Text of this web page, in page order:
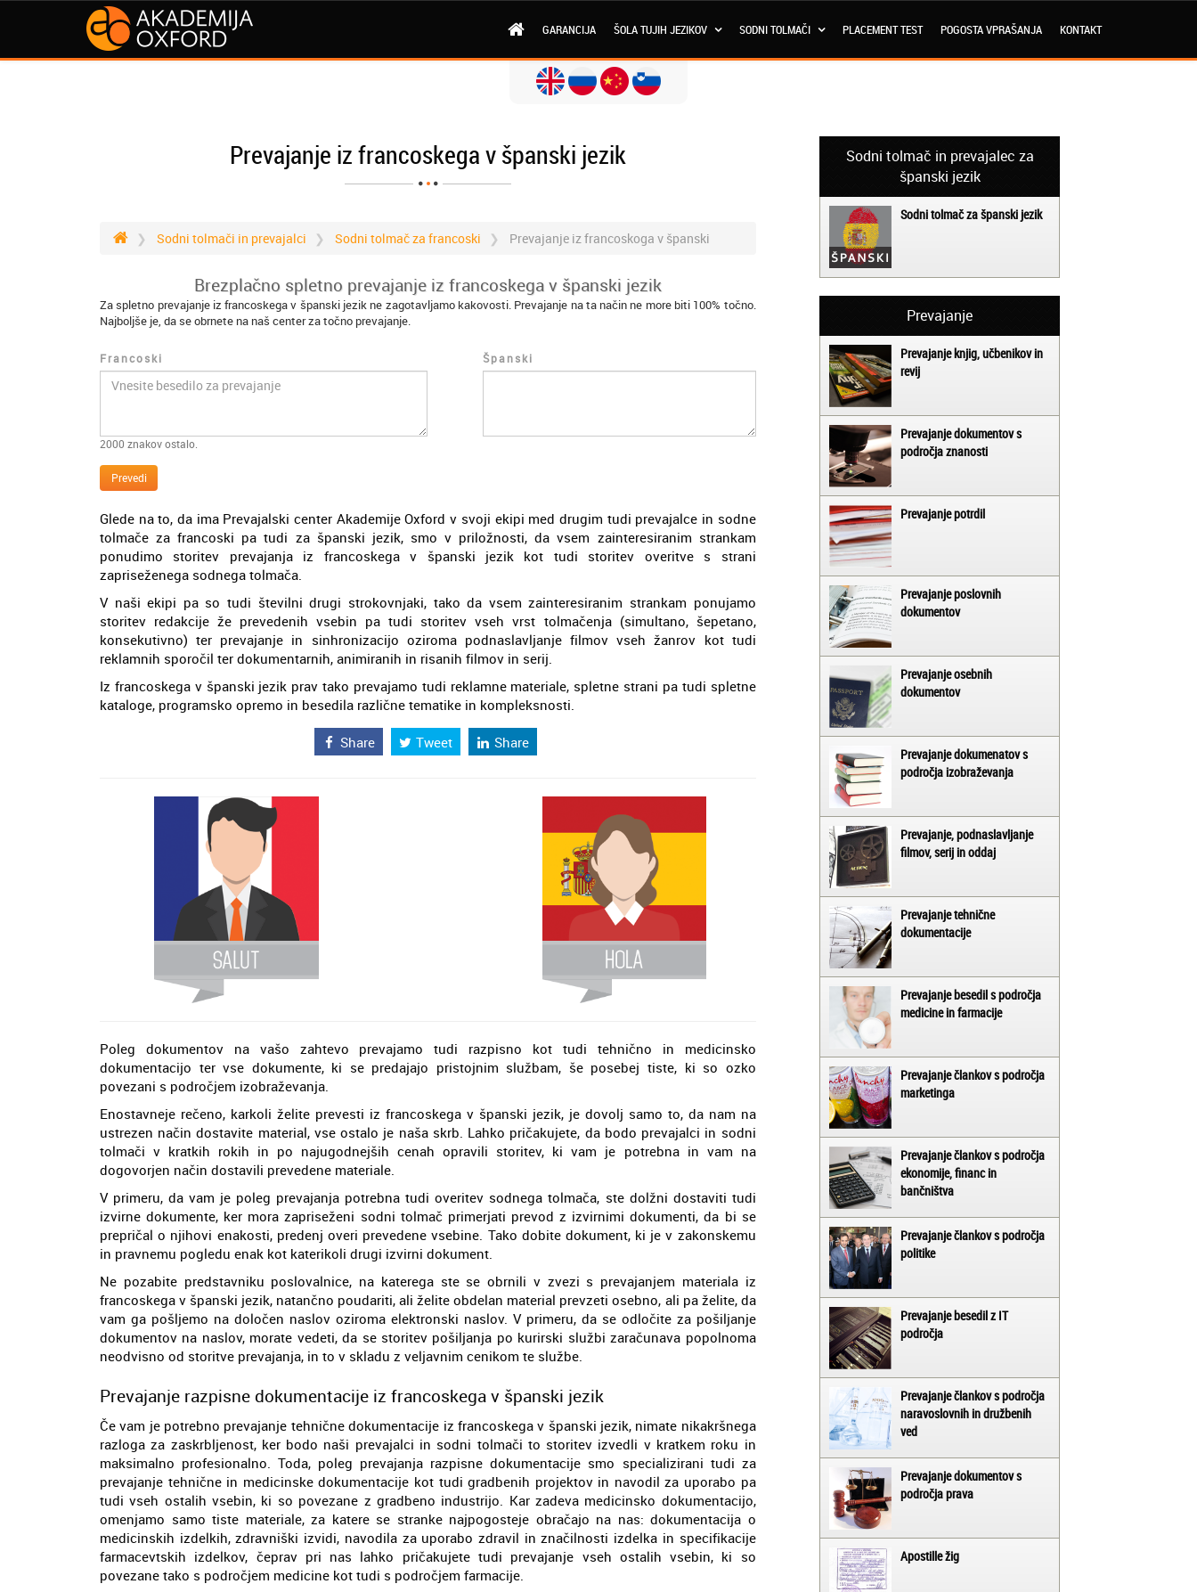
GARANCIJA ŠOLA TUJIH JEZIKOV SODNI TOLMAČI PLACEMENT TEST POGOSTA VPRAŠANJA KONTAKT
Prevajanje iz francoskega v španski jezik
Sodni tolmači in prevajalci Sodni tolmač za francoski Prevajanje iz francoskoga v španski
Brezplačno spletno prevajanje iz francoskega v španski jezik
Za spletno prevajanje iz francoskega v španski jezik ne zagotavljamo kakovosti. Prevajanje na ta način ne more biti 100% točno.
Najboljše je, da se obrnete na naš center za točno prevajanje.
Francoski
2000 znakov ostalo.
Španski
Prevedi
Glede na to, da ima Prevajalski center Akademije Oxford v svoji ekipi med drugim tudi prevajalce in sodne
tolmače za francoski pa tudi za španski jezik, smo v priložnosti, da vsem zainteresiranim strankam
ponudimo storitev prevajanja iz francoskega v španski jezik kot tudi storitev overitve s strani
zapriseženega sodnega tolmača.
V naši ekipi pa so tudi številni drugi strokovnjaki, tako da vsem zainteresiranim strankam ponujamo
storitev redakcije že prevedenih vsebin pa tudi storitev vseh vrst tolmačenja (simultano, šepetano,
konsekutivno) ter prevajanje in sinhronizacijo oziroma podnaslavljanje filmov vseh žanrov kot tudi
reklamnih sporočil ter dokumentarnih, animiranih in risanih filmov in serij.
Iz francoskega v španski jezik prav tako prevajamo tudi reklamne materiale, spletne strani pa tudi spletne
kataloge, programsko opremo in besedila različne tematike in kompleksnosti.
Share Tweet Share
Poleg dokumentov na vašo zahtevo prevajamo tudi razpisno kot tudi tehnično in medicinsko
dokumentacijo ter vse dokumente, ki se predajajo pristojnim službam, še posebej tiste, ki so ozko
povezani s področjem izobraževanja.
Enostavneje rečeno, karkoli želite prevesti iz francoskega v španski jezik, je dovolj samo to, da nam na
ustrezen način dostavite material, vse ostalo je naša skrb. Lahko pričakujete, da bodo prevajalci in sodni
tolmači v kratkih rokih in po najugodnejših cenah opravili storitev, ki vam je potrebna in vam na
dogovorjen način dostavili prevedene materiale.
V primeru, da vam je poleg prevajanja potrebna tudi overitev sodnega tolmača, ste dolžni dostaviti tudi
izvirne dokumente, ker mora zapriseženi sodni tolmač primerjati prevod z izvirnimi dokumenti, da bi se
prepričal o njihovi enakosti, predenj overi prevedene vsebine. Tako dobite dokument, ki je v zakonskemu
in pravnemu pogledu enak kot katerikoli drugi izvirni dokument.
Ne pozabite predstavniku poslovalnice, na katerega ste se obrnili v zvezi s prevajanjem materiala iz
francoskega v španski jezik, natančno poudariti, ali želite obdelan material prevzeti osebno, ali pa želite, da
vam ga pošljemo na določen naslov oziroma elektronski naslov. V primeru, da se odločite za pošiljanje
dokumentov na naslov, morate vedeti, da se storitev pošiljanja po kurirski službi zaračunava popolnoma
neodvisno od storitve prevajanja, in to v skladu z veljavnim cenikom te službe.
Prevajanje razpisne dokumentacije iz francoskega v španski jezik
Če vam je potrebno prevajanje tehnične dokumentacije iz francoskega v španski jezik, nimate nikakršnega
razloga za zaskrbljenost, ker bodo naši prevajalci in sodni tolmači to storitev izvedli v kratkem roku in
maksimalno profesionalno. Toda, poleg prevajanja razpisne dokumentacije smo specializirani tudi za
prevajanje tehnične in medicinske dokumentacije kot tudi gradbenih projektov in navodil za uporabo pa
tudi vseh ostalih vsebin, ki so povezane z gradbeno industrijo. Kar zadeva medicinsko dokumentacijo,
omenjamo samo tiste materiale, za katere se stranke najpogosteje obračajo na nas: dokumentacija o
medicinskih izdelkih, zdravniški izvidi, navodila za uporabo zdravil in značilnosti izdelka in specifikacije
farmacevtskih izdelkov, čeprav pri nas lahko pričakujete tudi prevajanje vseh ostalih vsebin, ki so
povezane tako s področjem medicine kot tudi s področjem farmacije.
Sodni tolmač in prevajalec za
španski jezik
Sodni tolmač za španski jezik
Prevajanje
Prevajanje knjig, učbenikov in
revij
Prevajanje dokumentov s
področja znanosti
Prevajanje potrdil
Prevajanje poslovnih
dokumentov
Prevajanje osebnih
dokumentov
Prevajanje dokumenatov s
področja izobraževanja
Prevajanje, podnaslavljanje
filmov, serij in oddaj
Prevajanje tehnične
dokumentacije
Prevajanje besedil s področja
medicine in farmacije
Prevajanje člankov s področja
marketinga
Prevajanje člankov s področja
ekonomije, financ in
bančništva
Prevajanje člankov s področja
politike
Prevajanje besedil z IT
področja
Prevajanje člankov s področja
naravoslovnih in družbenih
ved
Prevajanje dokumentov s
področja prava
Apostille žig